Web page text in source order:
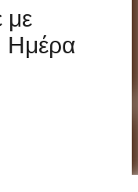
με
Ημέρα